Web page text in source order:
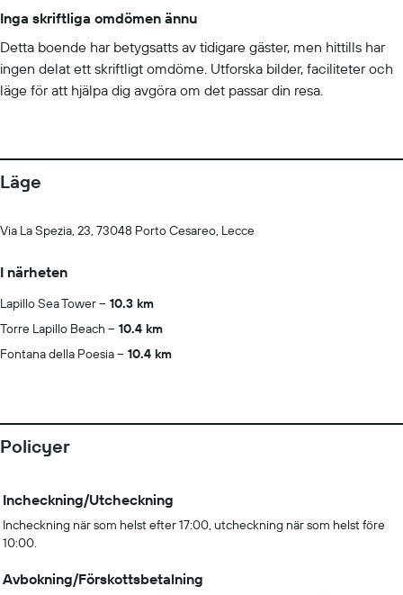
Inga skriftliga omdömen ännu
Detta boende har betygsatts av tidigare gäster, men hittills har
ingen delat ett skriftligt omdöme. Utforska bilder, faciliteter och
läge för att hjälpa dig avgöra om det passar din resa.
Läge
Via La Spezia, 23, 73048 Porto Cesareo, Lecce
I närheten
Lapillo Sea Tower
10.3 km
Torre Lapillo Beach
10.4 km
Fontana della Poesia
10.4 km
Policyer
Incheckning/Utcheckning
Incheckning när som helst efter 17:00, utcheckning när som helst före
10:00.
Avbokning/Förskottsbetalning